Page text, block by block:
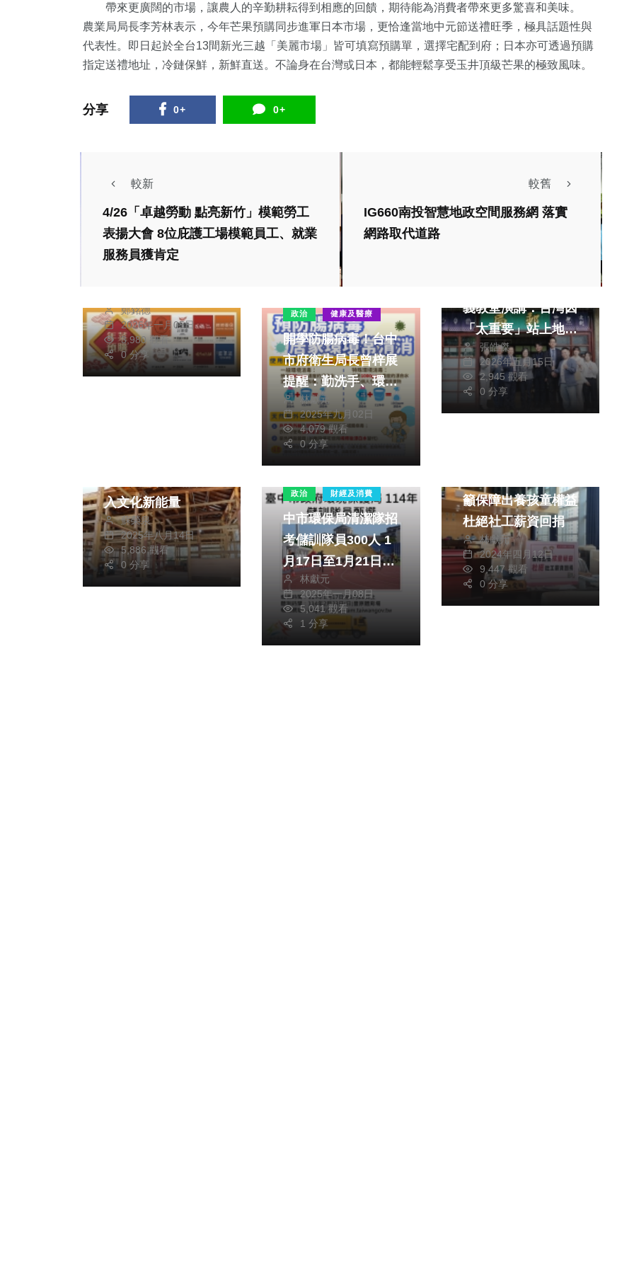
帶來更廣闊的市場，讓農人的辛勤耕耘得到相應的回饋，期待能為消費者帶來更多驚喜和美味。
農業局局長李芳林表示，今年芒果預購同步進軍日本市場，更恰逢當地中元節送禮旺季，極具話題性與
代表性。即日起於全台13間新光三越「美麗市場」皆可填寫預購單，選擇宅配到府；日本亦可透過預購
指定送禮地址，冷鏈保鮮，新鮮直送。不論身在台灣或日本，都能輕鬆享受玉井頂級芒果的極致風味。
分享 0+ 0+
較新
4/26「卓越勞動 點亮新竹」模範勞工
表揚大會 8位庇護工場模範員工、就業
服務員獲肯定
較舊
IG660南投智慧地政空間服務網 落實
網路取代道路
快閃美食與團圓年菜
鄭銘德
2026年一月05日
3,980 觀看
0 分享
政治 健康及醫療
開學防腸病毒！台中
市府衛生局長曾梓展
提醒：勤洗手、環境
清消守護健康
林獻元
2025年九月02日
4,079 觀看
0 分享
義教堂演講：台灣因
「太重要」站上地緣
政治核心 勉青年找
到屬於自己的
「Landmarks（人
生里程碑）」
張皓傑
2026年五月15日
2,945 觀看
0 分享
入文化新能量
蘇榮泉
2025年八月14日
5,886 觀看
0 分享
政治 財經及消費
中市環保局清潔隊招
考儲訓隊員300人 1
月17日至1月21日受
理線上報名
林獻元
2025年一月08日
5,041 觀看
1 分享
籲保障出養孩童權益
杜絕社工薪資回捐
林獻元
2024年四月12日
9,447 觀看
0 分享